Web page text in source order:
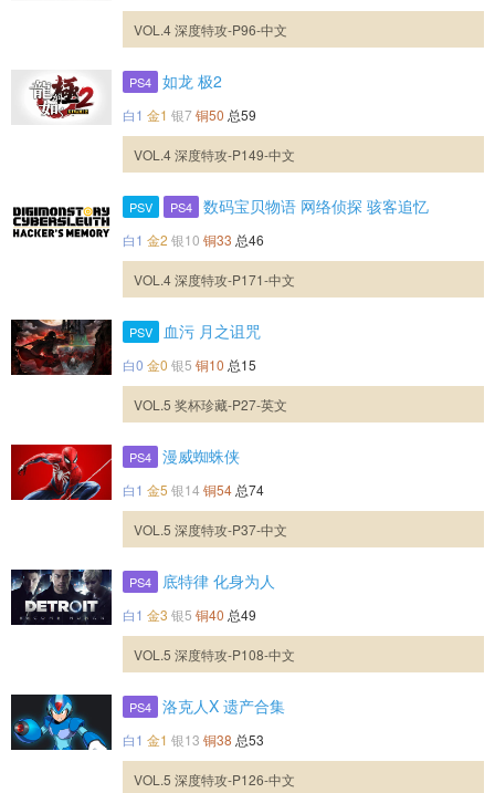
VOL.4 深度特攻-P96-中文
PS4 如龙 极2
白1 金1 银7 铜50 总59
VOL.4 深度特攻-P149-中文
PSV PS4 数码宝贝物语 网络侦探 骇客追忆
白1 金2 银10 铜33 总46
VOL.4 深度特攻-P171-中文
PSV 血污 月之诅咒
白0 金0 银5 铜10 总15
VOL.5 奖杯珍藏-P27-英文
PS4 漫威蜘蛛侠
白1 金5 银14 铜54 总74
VOL.5 深度特攻-P37-中文
PS4 底特律 化身为人
白1 金3 银5 铜40 总49
VOL.5 深度特攻-P108-中文
PS4 洛克人X 遗产合集
白1 金1 银13 铜38 总53
VOL.5 深度特攻-P126-中文